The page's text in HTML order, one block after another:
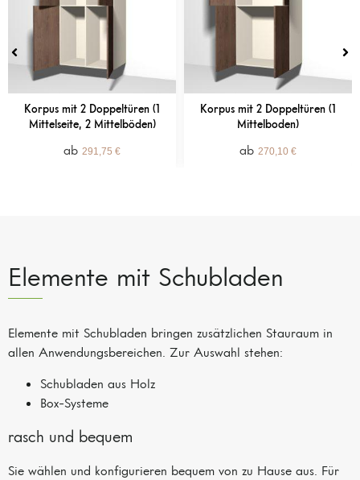
Korpus mit 2 Doppeltüren (1
Mittelseite, 2 Mittelböden)
291,75 €
Korpus mit 2 Doppeltüren (1
Mittelboden)
270,10 €
Elemente mit Schubladen
Elemente mit Schubladen bringen zusätzlichen Stauraum in
allen Anwendungsbereichen. Zur Auswahl stehen:
Schubladen aus Holz
Box-Systeme
rasch und bequem
Sie wählen und konfigurieren bequem von zu Hause aus. Für